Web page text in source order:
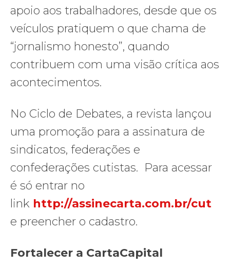
apoio aos trabalhadores, desde que os
veículos pratiquem o que chama de
“jornalismo honesto”, quando
contribuem com uma visão crítica aos
acontecimentos.
No Ciclo de Debates, a revista lançou
uma promoção para a assinatura de
sindicatos, federações e
confederações cutistas. Para acessar
é só entrar no
link http://assinecarta.com.br/cut
e preencher o cadastro.
Fortalecer a CartaCapital